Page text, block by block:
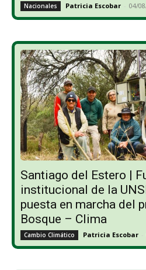
Nacionales Patricia Escobar - 04/
Santiago del Estero |
institucional de la
puesta en marcha del
Bosque – Clima
Cambio Climático Patricia Escobar -